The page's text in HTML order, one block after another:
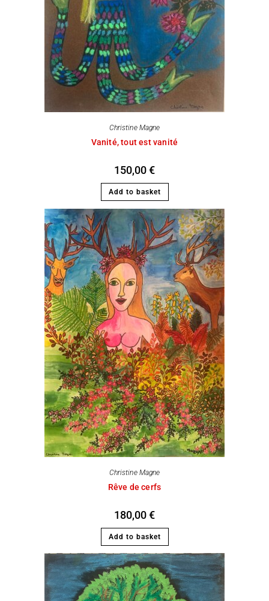
Christine Magne
Vanité, tout est vanité
150,00€
Add to basket
Christine Magne
Rêve de cerfs
180,00€
Add to basket